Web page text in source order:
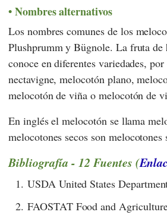
Nombres alternativos
Los nombres comunes de los
Plushprumm y Bügnole. La fruta de
conoce en diferentes variedades,
nectavigne, melocotón plano,
melocotón de viña o melocotón de
En inglés el melocotón se llama
melocotones secos son melocotones
Bibliografía - 12 Fuentes (
1. USDA United States
2. FAOSTAT Food and